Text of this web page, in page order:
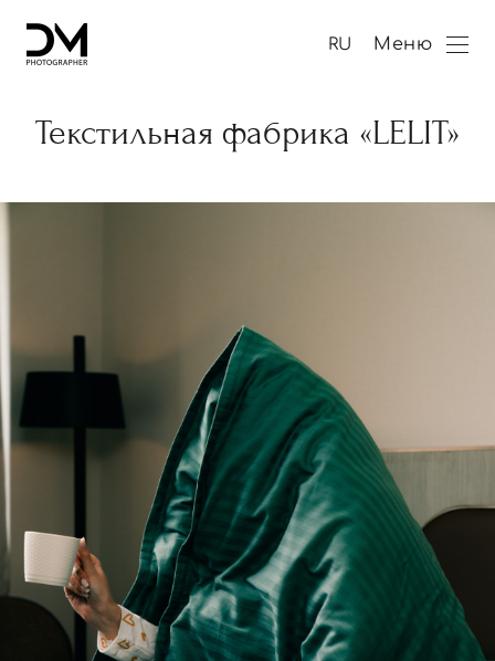
RU Меню
Текстильная фабрика «LELIT»